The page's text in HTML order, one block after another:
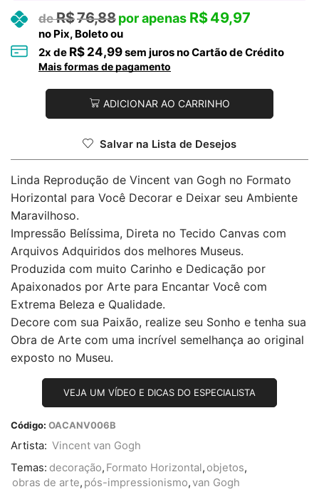
R$76,88 R$49,97
no Pix, Boleto ou
2x de R$ 24,99sem juros no Cartão de Crédito
Mais formas de pagamento
ADICIONAR AO CARRINHO
Salvar na Lista de Desejos
Linda Reprodução de Vincent van Gogh no Formato
Horizontal para Você Decorar e Deixar seu Ambiente
Maravilhoso.
Impressão Belíssima, Direta no Tecido Canvas com
Arquivos Adquiridos dos melhores Museus.
Produzida com muito Carinho e Dedicação por
Apaixonados por Arte para Encantar Você com
Extrema Beleza e Qualidade.
Decore com sua Paixão, realize seu Sonho e tenha sua
Obra de Arte com uma incrível semelhança ao original
exposto no Museu.
VEJA UM VÍDEO E DICAS DO ESPECIALISTA
Código: OACANV006B
Artista: Vincent van Gogh
Temas: decoração, Formato Horizontal, objetos,
obras de arte, pós-impressionismo,van Gogh